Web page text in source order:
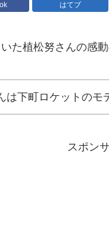
はてブ
た植松努さんの感
は下町ロケットのモ
スポン